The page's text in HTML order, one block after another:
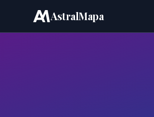
Pular para o conteúdo
AstralMapa